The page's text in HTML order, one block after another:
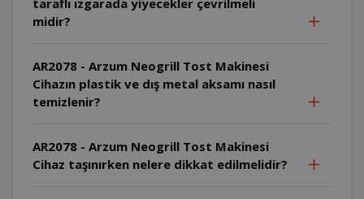
midir?
AR2078 - Arzum Neogrill Tost Makinesi
Cihazın plastik ve dış metal aksamı nasıl
temizlenir?
AR2078 - Arzum Neogrill Tost Makinesi
Cihaz taşınırken nelere dikkat edilmelidir?